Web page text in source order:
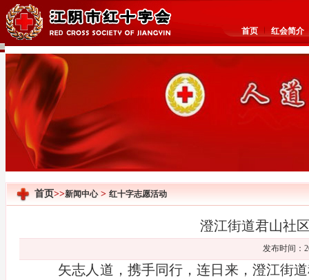
首页 红会简介
首页>>新闻中心> 红十字志愿活动
澄江街道君山社
发布时间：
矢志人道，携手同行，连日来，澄江街